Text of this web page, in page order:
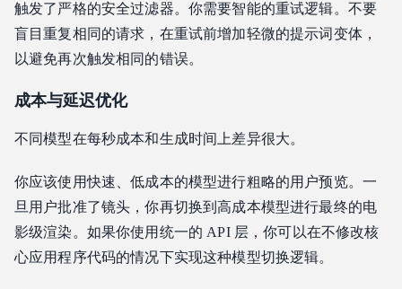
触发了严格的安全过滤器。你需要智能的重试逻辑。不要
盲目重复相同的请求，在重试前增加轻微的提示词变体，
以避免再次触发相同的错误。
成本与延迟优化
不同模型在每秒成本和生成时间上差异很大。
你应该使用快速、低成本的模型进行粗略的用户预览。一
旦用户批准了镜头，你再切换到高成本模型进行最终的电
影级渲染。如果你使用统一的 API 层，你可以在不修改核
心应用程序代码的情况下实现这种模型切换逻辑。